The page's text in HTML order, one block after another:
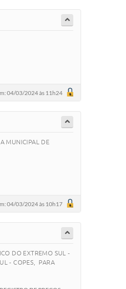
04/03/2024 às 11h24
MUNICIPAL DE
04/03/2024 às 10h17
DO EXTREMO SUL -
- COPES, PARA